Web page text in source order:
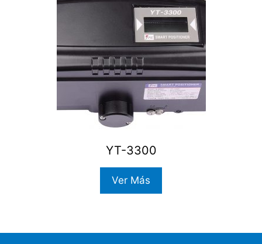
YT-3300
Ver Más